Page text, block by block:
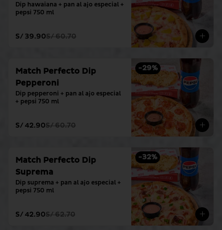
Dip hawaiana + pan al ajo especial +
pepsi 750 ml
S/ 39.90S/ 60.70
-29%
Match Perfecto Dip
Pepperoni
Dip pepperoni + pan al ajo especial
+ pepsi 750 ml
S/ 42.90S/ 60.70
-32%
Match Perfecto Dip
Suprema
Dip suprema + pan al ajo especial +
pepsi 750 ml
S/ 42.90S/ 62.70